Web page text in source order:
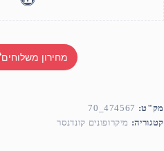
מחירון משלוחים
מק"ט: 474567_70
קטגוריה: מיקרופונים קונדנסר